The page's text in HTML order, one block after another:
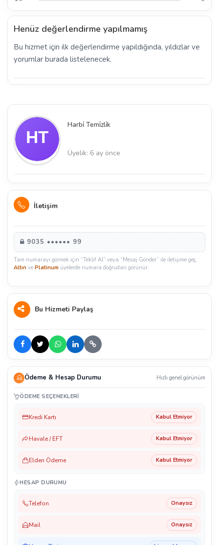
Henüz değerlendirme yapılmamış
Bu hizmet için ilk değerlendirme yapıldığında, yıldızlar ve
yorumlar burada listelenecek.
Harbi̇ Temi̇zli̇k
Üyelik: 6 ay önce
İletişim
9035 •••••• 99
Tam numarayı görmek için “Teklif Al” veya “Mesaj Gönder” ile iletişime geç.
Altın ve Platinum üyelerde numara doğrudan görünür.
Bu Hizmeti Paylaş
Ödeme & Hesap Durumu Hızlı genel görünüm
ÖDEME SEÇENEKLERI
Kredi Kartı Kabul Etmiyor
Havale / EFT Kabul Etmiyor
Elden Ödeme Kabul Etmiyor
HESAP DURUMU
Telefon Onaysız
Mail Onaysız